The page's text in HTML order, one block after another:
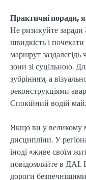
Практичні поради,
Не ризикуйте
швидкість і
маршрут заздалегідь
зони зі суцільною.
зубрінням, а
реконструкціями
Спокійний водій
Якщо ви у великому
дисципліни. У
іноді «живе своїм
повідомляйте в ДАІ.
дороги